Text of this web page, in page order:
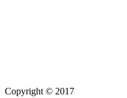
Copyright © 2017